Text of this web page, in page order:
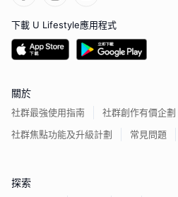
下載 U Lifestyle應用程式
關於
社群最強使用指南
社群創作有價企劃
社群焦點功能及升級計劃
常見問題
探索